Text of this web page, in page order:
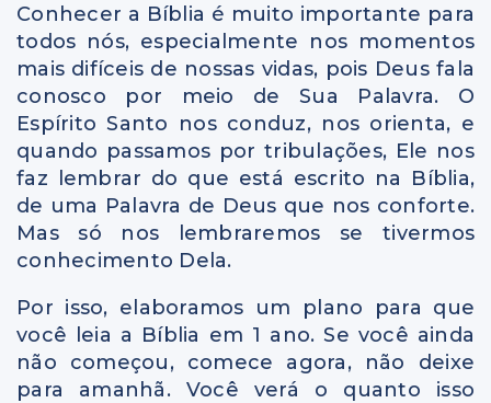
Conhecer a Bíblia é muito importante para
todos nós, especialmente nos momentos
mais difíceis de nossas vidas, pois Deus fala
conosco por meio de Sua Palavra. O
Espírito Santo nos conduz, nos orienta, e
quando passamos por tribulações, Ele nos
faz lembrar do que está escrito na Bíblia,
de uma Palavra de Deus que nos conforte.
Mas só nos lembraremos se tivermos
conhecimento Dela.
Por isso, elaboramos um plano para que
você leia a Bíblia em 1 ano. Se você ainda
não começou, comece agora, não deixe
para amanhã. Você verá o quanto isso